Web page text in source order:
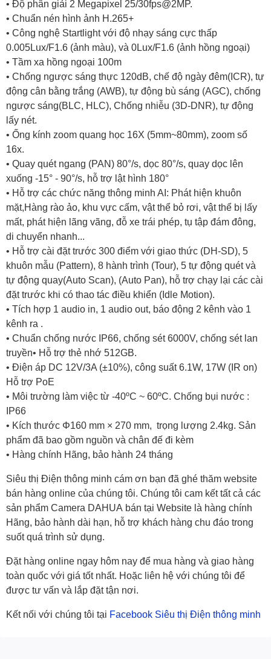
• Độ phân giải 2 Megapixel 25/30fps@2MP.
• Chuẩn nén hình ảnh H.265+
• Công nghệ Startlight với độ nhạy sáng cực thấp
0.005Lux/F1.6 (ảnh màu), và 0Lux/F1.6 (ảnh hồng ngoại)
• Tầm xa hồng ngoại 100m
• Chống ngược sáng thực 120dB, chế độ ngày đêm(ICR), tự
động cân bằng trắng (AWB), tự động bù sáng (AGC), chống
ngược sáng(BLC, HLC), Chống nhiễu (3D-DNR), tự động
lấy nét.
• Ống kính zoom quang học 16X (5mm~80mm), zoom số
16x.
• Quay quét ngang (PAN) 80°/s, dọc 80°/s, quay dọc lên
xuống -15° - 90°/s, hỗ trợ lật hình 180°
• Hỗ trợ các chức năng thông minh AI: Phát hiện khuôn
mặt,Hàng rào ảo, khu vực cấm, vật thể bỏ rơi, vật thể bị lấy
mất, phát hiện lãng vãng, đỗ xe trái phép, tụ tập đám đông,
di chuyển nhanh...
• Hỗ trợ cài đặt trước 300 điểm với giao thức (DH-SD), 5
khuôn mẫu (Pattern), 8 hành trình (Tour), 5 tự động quét và
tự động quay(Auto Scan), (Auto Pan), hỗ trợ chạy lại các cài
đặt trước khi có thao tác điều khiển (Idle Motion).
• Tích hợp 1 audio in, 1 audio out, báo động 2 kênh vào 1
kênh ra .
• Chuẩn chống nước IP66, chống sét 6000V, chống sét lan
truyền• Hỗ trợ thẻ nhớ 512GB.
• Điện áp DC 12V/3A (±10%), công suất 6.1W, 17W (IR on)
Hỗ trợ PoE
• Môi trường làm việc từ -40ºC ~ 60ºC. Chống bụi nước :
IP66
• Kích thước Φ160 mm × 270 mm, trọng lượng 2.4kg. Sản
phẩm đã bao gồm nguồn và chân đế đi kèm
• Hàng chính Hãng, bảo hành 24 tháng
Siêu thị Điện thông minh cám ơn bạn đã ghé thăm website
bán hàng online của chúng tôi. Chúng tôi cam kết tất cả các
sản phẩm Camera DAHUA bán tại Website là hàng chính
Hãng, bảo hành dài hạn, hỗ trợ khách hàng chu đáo trong
suốt quá trình sử dụng.
Đặt hàng online ngay hôm nay để mua hàng và giao hàng
toàn quốc với giá tốt nhất. Hoặc liên hệ với chúng tôi để
được tư vấn và lắp đặt tận nơi.
Kết nối với chúng tôi tại Facebook Siêu thị Điện thông minh